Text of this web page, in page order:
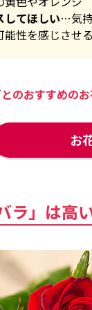
してほしい…気
性を感じさせ
のおすすめの
お
ラ」は